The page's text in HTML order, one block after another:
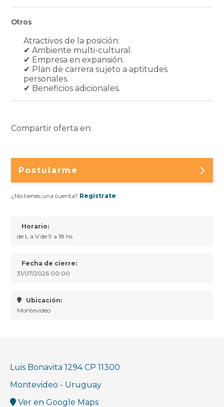
Otros
Atractivos de la posición:
✔ Ambiente multi-cultural.
✔ Empresa en expansión.
✔ Plan de carrera sujeto a aptitudes
personales.
✔ Beneficios adicionales.
Compartir oferta en:
Postularme
¿No tienes una cuenta? Regístrate
Horario:
de L a V de 9 a 18 hs
Fecha de cierre:
31/07/2026 00:00
Ubicación:
Montevideo
Luis Bonavita 1294 CP 11300
Montevideo - Uruguay
Ver en Google Maps